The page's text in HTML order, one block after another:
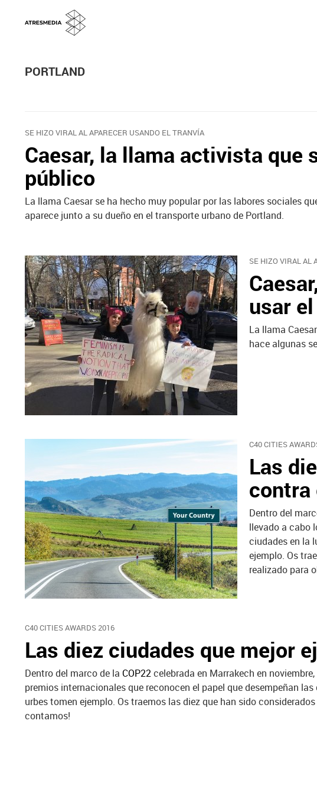
PORTLAND
SE HIZO VIRAL AL APARECER USANDO EL TRANVÍA
Caesar, la llama activista que
público
La llama Caesar se ha hecho muy popular por las labores sociales
aparece junto a su dueño en el transporte urbano de Portland.
SE HIZO VIRAL AL
usar
La llama
hace algunas
C40 CITIES
Las
Dentro del
llevado a cabo
ciudades en la
ejemplo. Os
realizado para
C40 CITIES AWARDS 2016
Las diez ciudades que mejor
Dentro del marco de la COP22celebrada en Marrakech en
premios internacionales que reconocen el papel que desempeñan
urbes tomen ejemplo. Os traemos las diez que han sido
contamos!